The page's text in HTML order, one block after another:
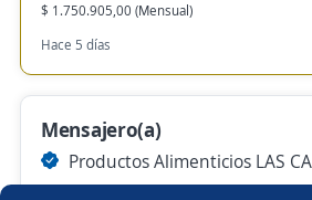
$ 1.750.905,00 (Mensual)
Hace 5 días
Mensajero(a)
Productos Alimenticios LAS
Sabaneta, Antioquia